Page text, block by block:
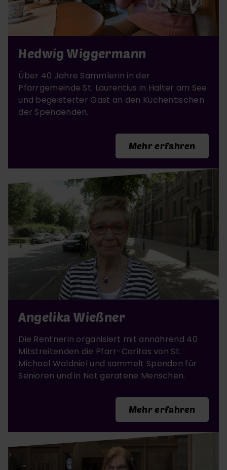
Hedwig Wiggermann
Über 40 Jahre Sammlerin in der
Pfarrgemeinde St. Laurentius in Halter am See
und begeisterter Gast an den Küchentischen
der Spendenden.
Mehr erfahren
Angelika Wießner
Die Rentnerin organisiert mit annährend 40
Mitstreitenden die Pfarr-Caritas von St.
Michael Waldniel und sammelt Spenden für
Senioren und in Not geratene Menschen.
Mehr erfahren